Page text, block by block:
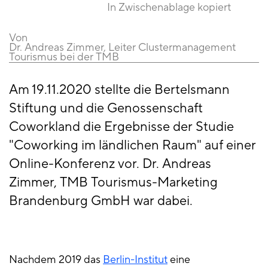
In Zwischenablage kopiert
Von
Dr. Andreas Zimmer, Leiter Clustermanagement
Tourismus bei der TMB
Am 19.11.2020 stellte die Bertelsmann
Stiftung und die Genossenschaft
Coworkland die Ergebnisse der Studie
"Coworking im ländlichen Raum" auf einer
Online-Konferenz vor. Dr. Andreas
Zimmer, TMB Tourismus-Marketing
Brandenburg GmbH war dabei.
Nachdem 2019 das Berlin-Instituteine